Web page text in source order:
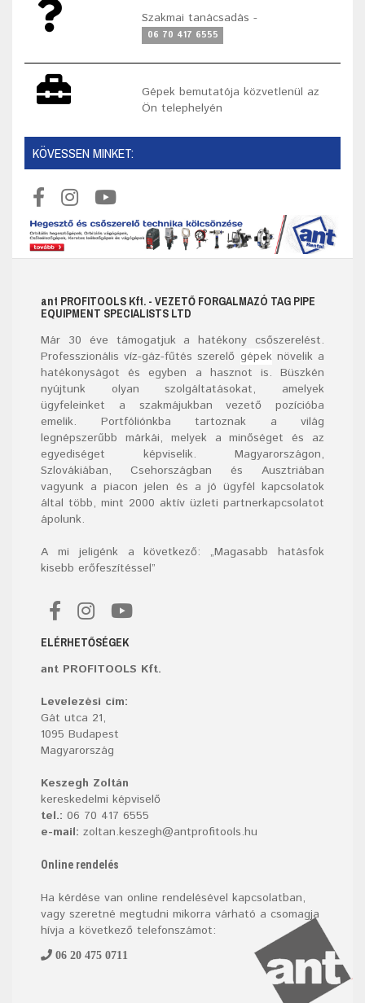
Szakmai tanácsadás -
06 70 417 6555
Gépek bemutatója közvetlenül az
Ön telephelyén
KÖVESSEN MINKET:
ant PROFITOOLS Kft. - VEZETŐ FORGALMAZÓ TAG PIPE
EQUIPMENT SPECIALISTS LTD
Már 30 éve támogatjuk a hatékony csőszerelést.
Professzionális víz-gáz-fűtés szerelő gépeknövelik a
hatékonyságot és egyben a hasznot is. Büszkén
nyújtunk olyan szolgáltatásokat, amelyek
ügyfeleinket a szakmájukban vezető pozícióba
emelik. Portfóliónkba tartoznak a világ
legnépszerűbb márkái, melyek a minőséget és az
egyediséget képviselik. Magyarországon,
Szlovákiában, Csehországban és Ausztriában
vagyunk a piacon jelen és a jó ügyfél kapcsolatok
által több, mint 2000 aktív üzleti partnerkapcsolatot
ápolunk.
A mi jeligénk a következő: „Magasabb hatásfok
kisebb erőfeszítéssel”
ELÉRHETŐSÉGEK
ant PROFITOOLS Kft.
Levelezési cím:
Gát utca 21,
1095 Budapest
Magyarország
Keszegh Zoltán
kereskedelmi képviselő
tel.: 06 70 417 6555
e-mail: zoltan.keszegh@antprofitools.hu
Online rendelés
Ha kérdése van online rendelésével kapcsolatban,
vagy szeretné megtudni mikorra várható a csomagja
hívja a következő telefonszámot:
06 20 475 0711